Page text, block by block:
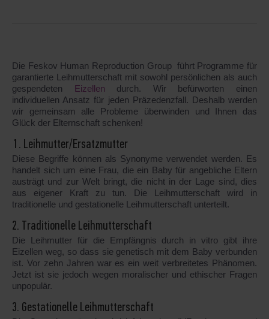
Die Feskov Human Reproduction Group führt Programme für
garantierte Leihmutterschaft mit sowohl persönlichen als auch
gespendeten Eizellen durch. Wir befürworten einen
individuellen Ansatz für jeden Präzedenzfall. Deshalb werden
wir gemeinsam alle Probleme überwinden und Ihnen das
Glück der Elternschaft schenken!
1. Leihmutter/Ersatzmutter
Diese Begriffe können als Synonyme verwendet werden. Es
handelt sich um eine Frau, die ein Baby für angebliche Eltern
austrägt und zur Welt bringt, die nicht in der Lage sind, dies
aus eigener Kraft zu tun. Die Leihmutterschaft wird in
traditionelle und gestationelle Leihmutterschaft unterteilt.
2. Traditionelle Leihmutterschaft
Die Leihmutter für die Empfängnis durch in vitro gibt ihre
Eizellen weg, so dass sie genetisch mit dem Baby verbunden
ist. Vor zehn Jahren war es ein weit verbreitetes Phänomen.
Jetzt ist sie jedoch wegen moralischer und ethischer Fragen
unpopulär.
3. Gestationelle Leihmutterschaft